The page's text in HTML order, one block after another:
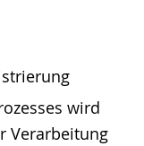
wird
Verarbeitung